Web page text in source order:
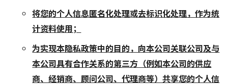
将您的个人信息匿名化处理或去标识化处理，作为统
计资料使用；
为实现本隐私政策中的目的，向本公司关联公司及与
本公司具有合作关系的第三方（例如本公司的供应
商、经销商、顾问公司、代理商等）共享您的个人信